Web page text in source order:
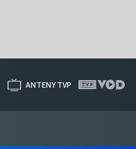
ANTENY TVP